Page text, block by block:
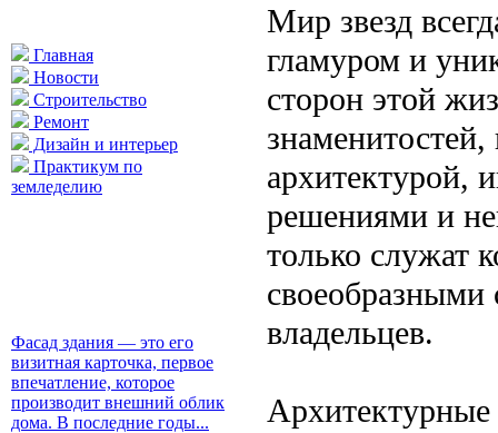
Главная
Новости
Строительство
Ремонт
Дизайн и интерьер
Практикум по
земледелию
Фасад здания — это его
визитная карточка, первое
впечатление, которое
производит внешний облик
дома. В последние годы...
Мир звезд
гламуром и
сторон этой
архитектурой,
решениями и
только служат
своеобразными
владельцев.